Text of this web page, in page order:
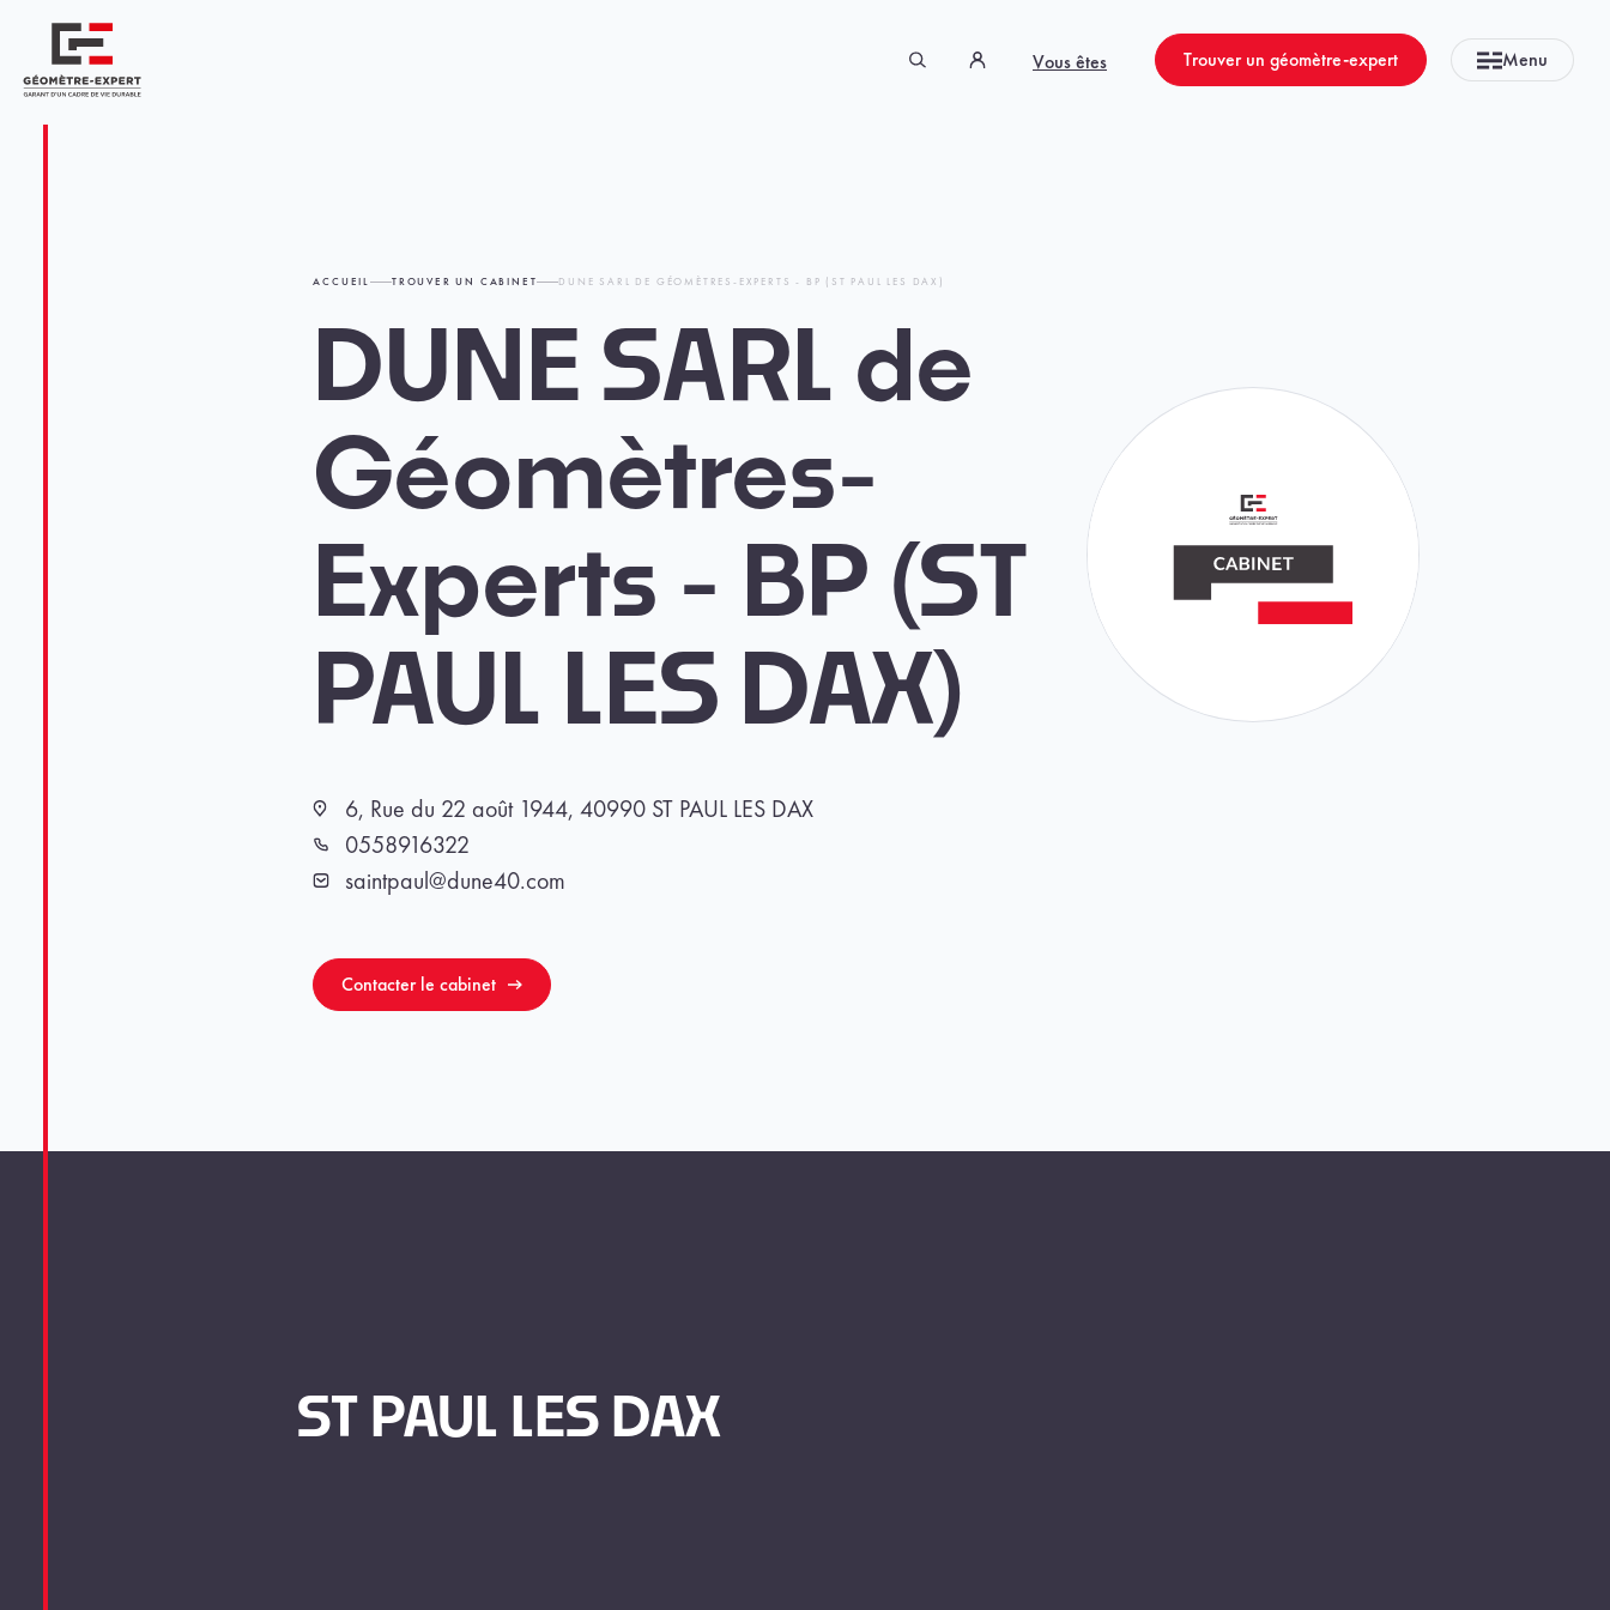
Vous êtes Trouver un géomètre-expert Menu
ACCUEIL TROUVER UN CABINET DUNE SARL DE GÉOMÈTRES-EXPERTS - BP (ST PAUL LES DAX)
DUNE SARL de
Géomètres-
Experts - BP (ST
PAUL LES DAX)
Localisation
6, Rue du 22 août 1944, 40990 ST PAUL LES DAX
Téléphone
0558916322
Emailsaintpaul@dune40.com
Contacter le cabinet
ST PAUL LES DAX
Panneau de gestion des cookies